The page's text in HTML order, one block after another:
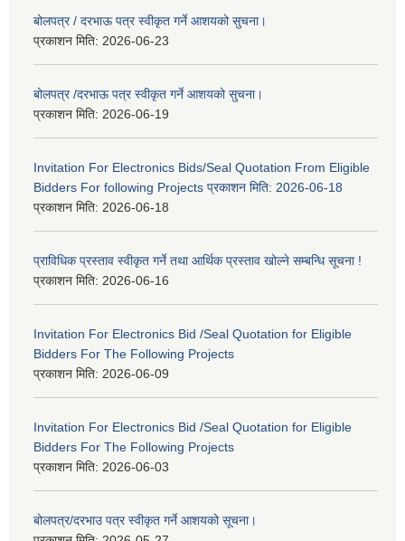
बोलपत्र / दरभाऊ पत्र स्वीकृत गर्ने आशयको सुचना।
प्रकाशन मिति: 2026-06-23
बोलपत्र /दरभाऊ पत्र स्वीकृत गर्ने आशयको सुचना।
प्रकाशन मिति: 2026-06-19
Invitation For Electronics Bids/Seal Quotation From Eligible
Bidders For following Projects प्रकाशन मिति: 2026-06-18
प्रकाशन मिति: 2026-06-18
प्राविधिक प्रस्ताव स्वीकृत गर्ने तथा आर्थिक प्रस्ताव खोल्ने सम्बन्धि सूचना !
प्रकाशन मिति: 2026-06-16
Invitation For Electronics Bid /Seal Quotation for Eligible
Bidders For The Following Projects
प्रकाशन मिति: 2026-06-09
Invitation For Electronics Bid /Seal Quotation for Eligible
Bidders For The Following Projects
प्रकाशन मिति: 2026-06-03
बोलपत्र/दरभाउ पत्र स्वीकृत गर्ने आशयको सूचना।